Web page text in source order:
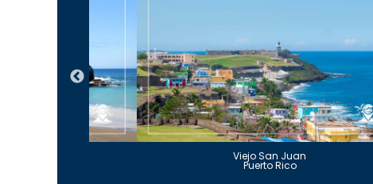
Viejo San Juan
Puerto Rico